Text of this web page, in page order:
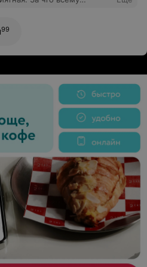
лица. Все четко и по
99